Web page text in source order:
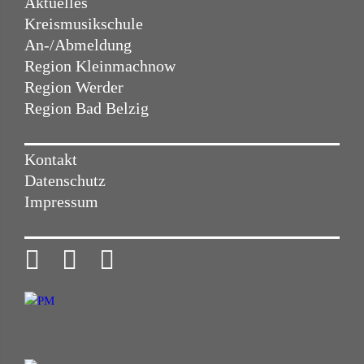
Kreismusikschule
An-/Abmeldung
Region Kleinmachnow
Region Werder
Region Bad Belzig
Kontakt
Datenschutz
Impressum
  